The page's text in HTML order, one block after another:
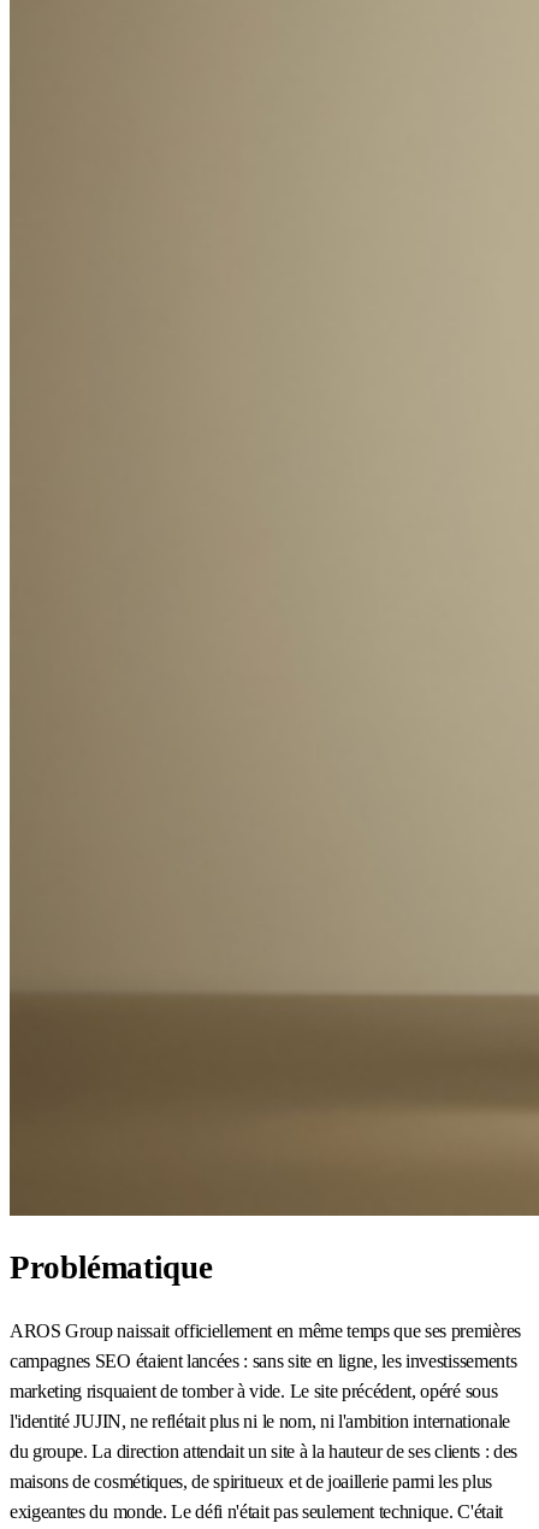
Problématique
AROS Group naissait officiellement en même temps que ses premières
campagnes SEO étaient lancées : sans site en ligne, les investissements
marketing risquaient de tomber à vide. Le site précédent, opéré sous
l'identité JUJIN, ne reflétait plus ni le nom, ni l'ambition internationale
du groupe. La direction attendait un site à la hauteur de ses clients : des
maisons de cosmétiques, de spiritueux et de joaillerie parmi les plus
exigeantes du monde. Le défi n'était pas seulement technique. C'était